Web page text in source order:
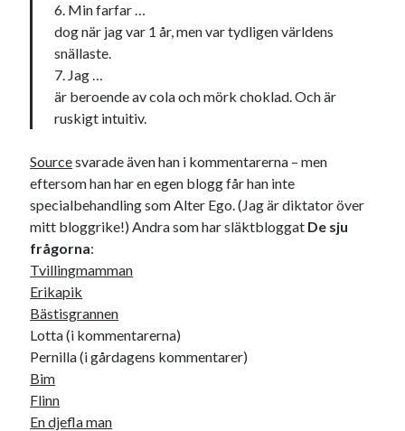
Julkalenderfacit
julkalendern 2021
kåseri
minnen
reklam resa sekrutt skola
sommar språk språkpolis
Stockholm
USA
Dessa har något gemensamt
Fantastiskt välformulerad moderecensent
Onödiga citattecken
6. Min farfar …
dog när jag var 1 år, men var tydligen världens
snällaste.
7. Jag …
är beroende av cola och mörk choklad. Och är
ruskigt intuitiv.
Sourcesvarade även han i kommentarerna – men
eftersom han har en egen blogg får han inte
specialbehandling som Alter Ego. (Jag är diktator över
mitt bloggrike!) Andra som har släktbloggat De sju
frågorna:
Tvillingmamman
Erikapik
Bästisgrannen
Lotta (i kommentarerna)
Pernilla (i gårdagens kommentarer)
Bim
Flinn
En djefla man